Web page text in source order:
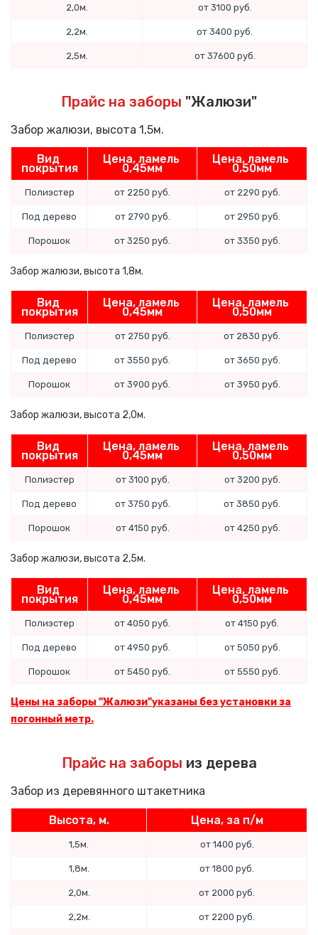
2,0м. от 3100 руб.
2,2м. от 3400 руб.
2,5м. от 37600 руб.
Прайс на заборы "Жалюзи"
Забор жалюзи, высота 1,5м.
Вид
покрытия
Цена, ламель
0,45мм
Цена, ламель
0,50мм
Полиэстер от 2250 руб. от 2290 руб.
Под дерево от 2790 руб. от 2950 руб.
Порошок от 3250 руб. от 3350 руб.
Забор жалюзи, высота 1,8м.
Вид
покрытия
Цена, ламель
0,45мм
Цена, ламель
0,50мм
Полиэстер от 2750 руб. от 2830 руб.
Под дерево от 3550 руб. от 3650 руб.
Порошок от 3900 руб. от 3950 руб.
Забор жалюзи, высота 2,0м.
Вид
покрытия
Цена, ламель
0,45мм
Цена, ламель
0,50мм
Полиэстер от 3100 руб. от 3200 руб.
Под дерево от 3750 руб. от 3850 руб.
Порошок от 4150 руб. от 4250 руб.
Забор жалюзи, высота 2,5м.
Вид
покрытия
Цена, ламель
0,45мм
Цена, ламель
0,50мм
Полиэстер от 4050 руб. от 4150 руб.
Под дерево от 4950 руб. от 5050 руб.
Порошок от 5450 руб. от 5550 руб.
Цены на заборы "Жалюзи"указаны без установки за
погонный метр.
Прайс на заборы из дерева
Забор из деревянного штакетника
Высота, м. Цена, за п/м
1,5м. от 1400 руб.
1,8м. от 1800 руб.
2,0м. от 2000 руб.
2,2м. от 2200 руб.